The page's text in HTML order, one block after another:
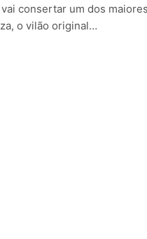
consertar um dos
o vilão original…